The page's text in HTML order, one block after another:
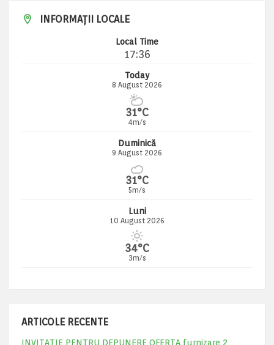
INFORMAȚII LOCALE
Local Time
17:36
Today
8 August 2026
31°C
4m/s
Duminică
9 August 2026
31°C
5m/s
Luni
10 August 2026
34°C
3m/s
ARTICOLE RECENTE
INVITATIE PENTRU DEPUNERE OFERTA furnizare 2